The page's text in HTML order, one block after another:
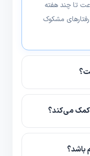
تا چند هفته
مشکوک
دقیق می‌تواند
اعمال شده
کمک می‌کند؟
مثبتی به
واقعی است.
باشد؟